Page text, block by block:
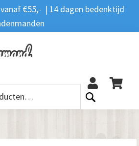
€55,- | 14 dagen bedenktijd